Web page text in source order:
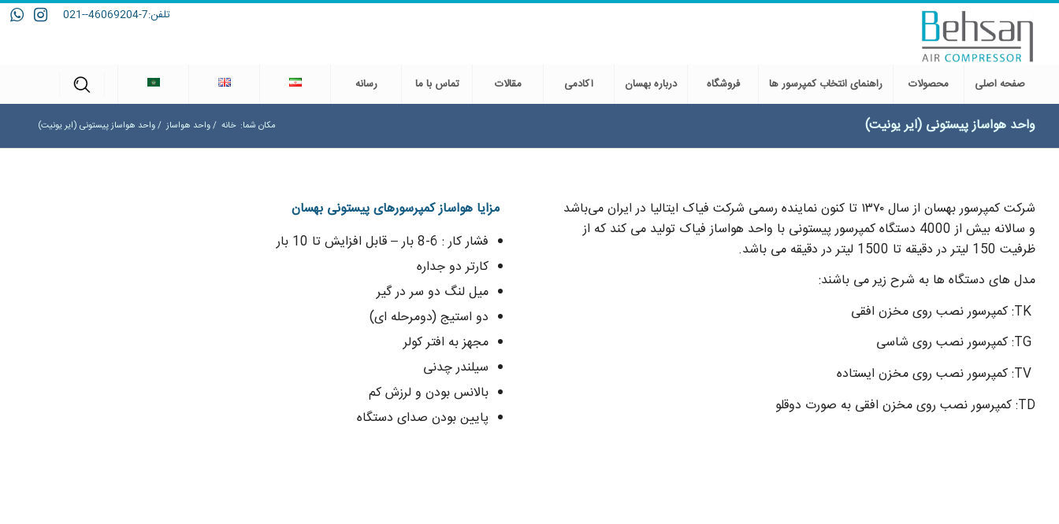
تلفن:7-46069204--021
صفحه اصلی محصولات راهنمای انتخاب کمپرسور ها فروشگاه درباره بهسان آکادمی مقالات تماس با ما رسانه
واحد هواساز پیستونی (ایر یونیت) مکان شما: خانه /واحد هواساز /واحد هواساز پیستونی (ایر یونیت)
شرکت کمپرسور بهسان از سال ۱۳۷۰ تا کنون نماینده رسمی شرکت فیاک ایتالیا در ایران می‌باشد
و سالانه بیش از 4000 دستگاه کمپرسور پیستونی با واحد هواساز فیاک تولید می کند که از
ظرفیت 150 لیتر در دقیقه تا 1500 لیتر در دقیقه می باشد.
مدل های دستگاه ها به شرح زیر می باشند:
TD: کمپرسور نصب روی مخزن افقی به صورت دوقلو
مزایا هواساز کمپرسورهای پیستونی بهسان
فشار کار : 6-8 بار – قابل افزایش تا 10 بار
کارتر دو جداره
میل لنگ دو سر در گیر
دو استیج (دومرحله ای)
مجهز به افتر کولر
سیلندر چدنی
بالانس بودن و لرزش کم
پایین بودن صدای دستگاه